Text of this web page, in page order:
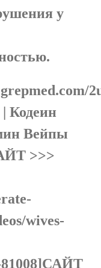
у
Кодеин
Вейпы
>>>
wives-
81008]САЙТ